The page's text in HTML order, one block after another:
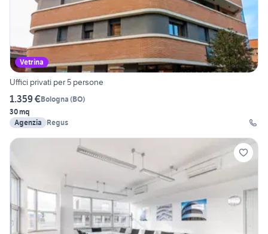
Vetrina
Uffici privati per 5 persone
1.359 €Bologna (BO)
30 mq
Agenzia
Regus